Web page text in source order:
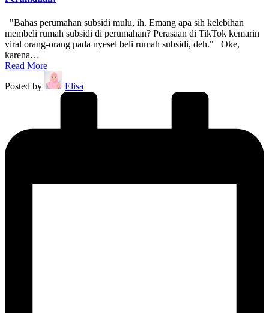
"Bahas perumahan subsidi mulu, ih. Emang apa sih kelebihan
membeli rumah subsidi di perumahan? Perasaan di TikTok kemarin
viral orang-orang pada nyesel beli rumah subsidi, deh." Oke,
karena…
Read More
Posted by
Elisa